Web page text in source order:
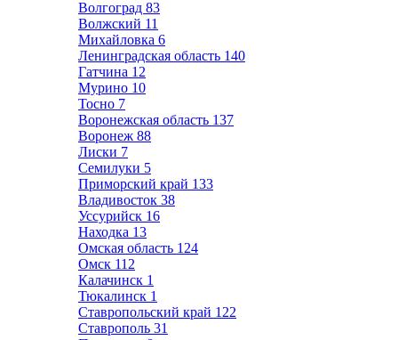
Волгоград 83
Волжский 11
Михайловка 6
Ленинградская область 140
Гатчина 12
Мурино 10
Тосно 7
Воронежская область 137
Воронеж 88
Лиски 7
Семилуки 5
Приморский край 133
Владивосток 38
Уссурийск 16
Находка 13
Омская область 124
Омск 112
Калачинск 1
Тюкалинск 1
Ставропольский край 122
Ставрополь 31